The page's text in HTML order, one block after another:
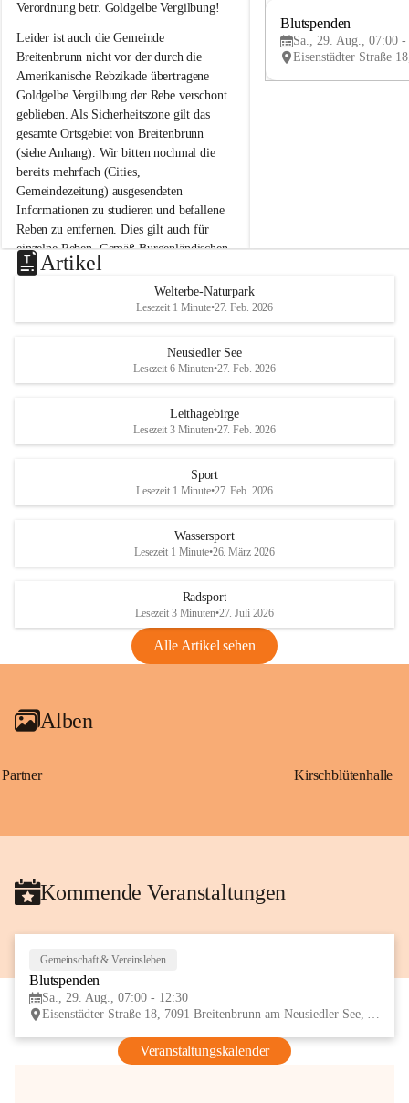
r
i
t
e
n
b
r
u
n
n
a
m
N
e
u
s
d
S
Verordnung betr. Goldgelbe Vergilbung!
Leider ist auch die Gemeinde
Breitenbrunn nicht vor der durch die
Amerikanische Rebzikade übertragene
Goldgelbe Vergilbung der Rebe verschont
geblieben. Als Sicherheitszone gilt das
gesamte Ortsgebiet von Breitenbrunn
(siehe Anhang). Wir bitten nochmal die
bereits mehrfach (Cities,
Gemeindezeitung) ausgesendeten
Informationen zu studieren und befallene
Reben zu entfernen. Dies gilt auch für
einzelne Reben. Gemäß Burgenländischen
Weinbaugesetz sind nicht gepflegte oder
unzulässige Weingärten zu roden! Bitte
helfen wir zusammen um unsere Winzer
vor den prognostizierten Ernteausfällen
und den daraus folgenden wirtschaftlichen
Maßnahmen zur Bekämpfung
Rebe und der Amerikanischen
Anhang VBl. EU Nr. 18
1 Seite•1,4 MB
VBl. EU Nr. 18_2026
e
u
e
d
r
S
Blutspenden
Sa., 29. Aug., 07:00 -
Artikel
Welterbe-Naturpark
Lesezeit 1 Minute•27. Feb. 2026
Neusiedler See
Lesezeit 6 Minuten•27. Feb. 2026
Leithagebirge
Lesezeit 3 Minuten•27. Feb. 2026
Sport
Lesezeit 1 Minute•27. Feb. 2026
Wassersport
Lesezeit 1 Minute•26. März 2026
Radsport
Lesezeit 3 Minuten•27. Juli 2026
Alle Artikel sehen
Alben
Partner Kirschblütenhalle
Kommende Veranstaltungen
Gemeinschaft & Vereinsleben
Blutspenden
Sa., 29. Aug., 07:00 - 12:30
Eisenstädter Straße 18, 7091 Breitenbrunn am Neusiedler See, AUT
Veranstaltungskalender